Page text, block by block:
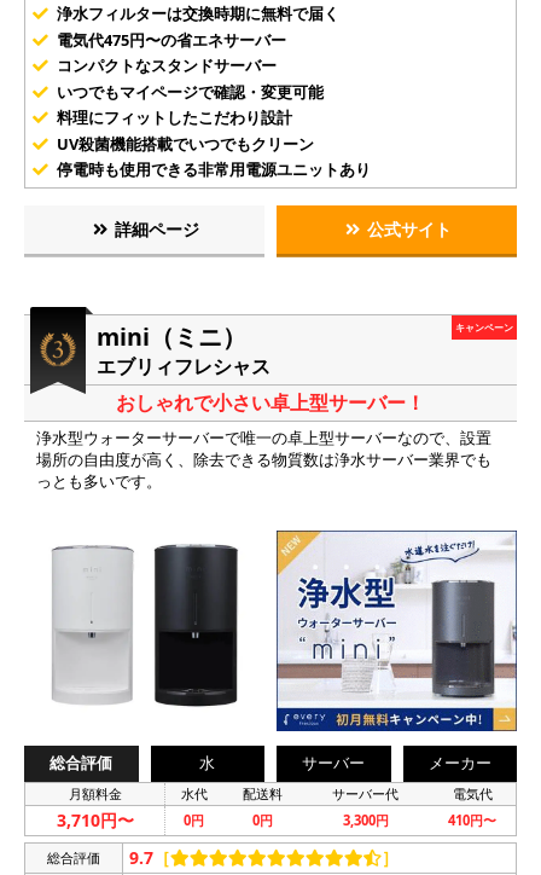
浄水フィルターは交換時期に無料で届く
電気代475円〜の省エネサーバー
コンパクトなスタンドサーバー
いつでもマイページで確認・変更可能
料理にフィットしたこだわり設計
UV殺菌機能搭載でいつでもクリーン
停電時も使用できる非常用電源ユニットあり
詳細ページ 公式サイト
mini（ミニ）
エブリィフレシャス
キャンペーン
おしゃれで小さい卓上型サーバー！
浄水型ウォーターサーバーで唯一の卓上型サーバーなので、設置
場所の自由度が高く、除去できる物質数は浄水サーバー業界でも
っとも多いです。
総合評価 水 サーバー メーカー
月額料金 水代 配送料 サーバー代 電気代
3,710円〜 0円 0円 3,300円 410円〜
総合評価 9.7 ［ ］